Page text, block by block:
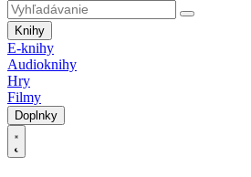
Knihy
E-knihy
Audioknihy
Hry
Filmy
Doplnky